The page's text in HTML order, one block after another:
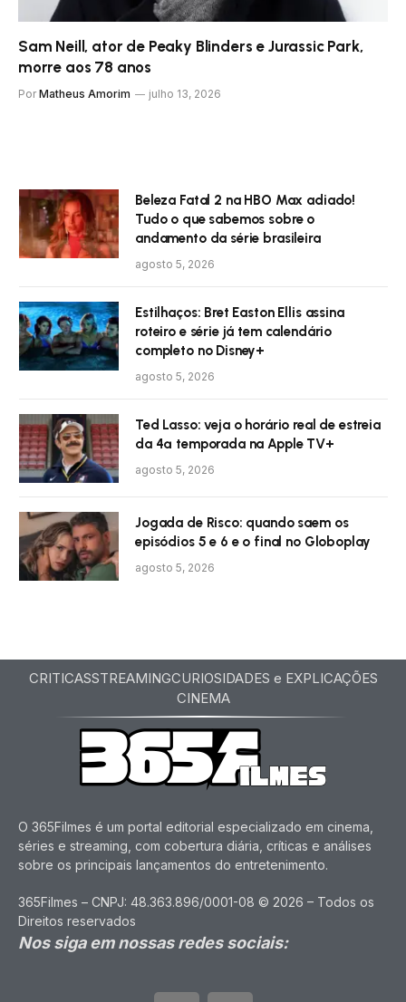
Sam Neill, ator de Peaky Blinders e Jurassic Park,
morre aos 78 anos
Por Matheus Amorim julho 13, 2026
Beleza Fatal 2 na HBO Max adiado!
Tudo o que sabemos sobre o
andamento da série brasileira
agosto 5, 2026
Estilhaços: Bret Easton Ellis assina
roteiro e série já tem calendário
completo no Disney+
agosto 5, 2026
Ted Lasso: veja o horário real de estreia
da 4ª temporada na Apple TV+
agosto 5, 2026
Jogada de Risco: quando saem os
episódios 5 e 6 e o final no Globoplay
agosto 5, 2026
CRITICASSTREAMINGCURIOSIDADES e EXPLICAÇÕES
CINEMA
O 365Filmes é um portal editorial especializado em cinema,
séries e streaming, com cobertura diária, críticas e análises
sobre os principais lançamentos do entretenimento.
365Filmes – CNPJ: 48.363.896/0001-08 © 2026 – Todos os
Direitos reservados
Nos siga em nossas redes sociais: